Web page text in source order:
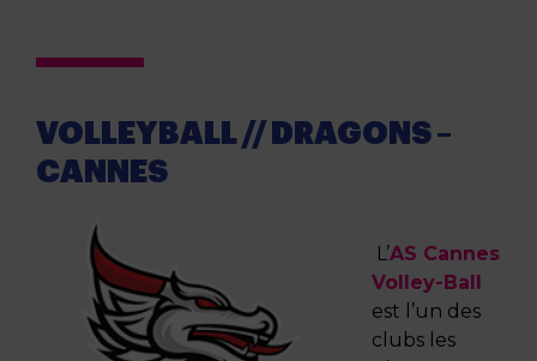
VOLLEYBALL // DRAGONS –
CANNES
L’AS Cannes
Volley-Ball
est l’un des
clubs les